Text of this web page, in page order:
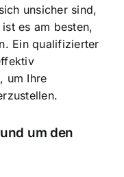
unsicher sind,
es am besten,
Ein qualifizierter
um Ihre
um den